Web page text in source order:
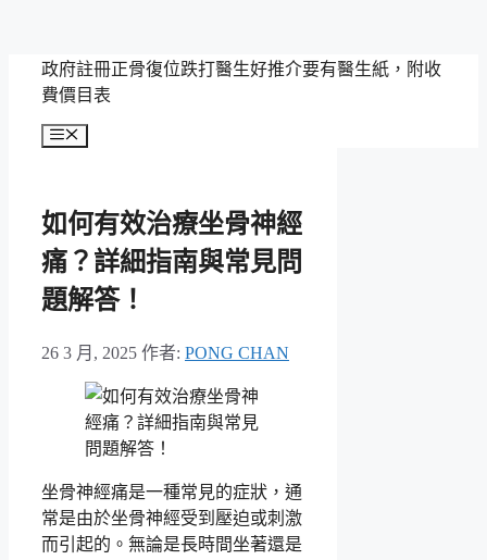
政府註冊正骨復位跌打醫生好推介要有醫生紙，附收
費價目表
選
如何有效治療坐骨神經
痛？詳細指南與常見問
題解答！
26 3 月, 2025 作者: PONG CHAN
坐骨神經痛是一種常見的症狀，通
常是由於坐骨神經受到壓迫或刺激
而引起的。無論是長時間坐著還是